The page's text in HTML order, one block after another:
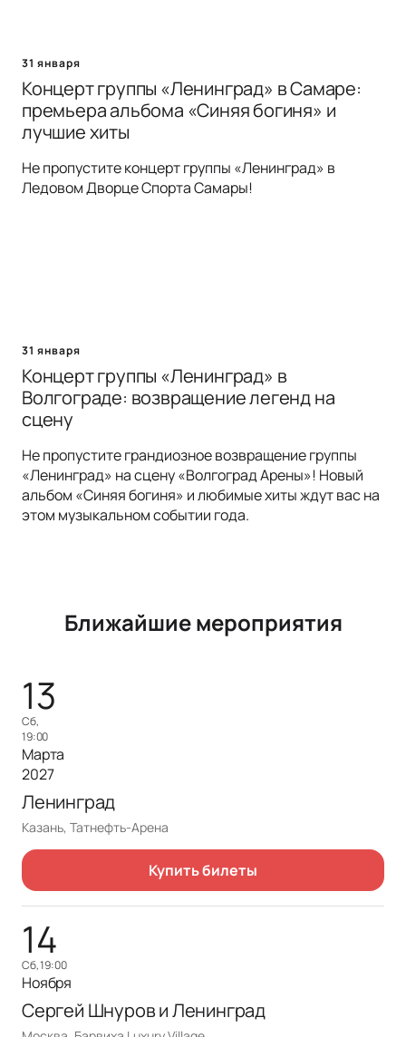
31 января
Концерт группы «Ленинград» в Самаре:
премьера альбома «Синяя богиня» и
лучшие хиты
Не пропустите концерт группы «Ленинград» в
Ледовом Дворце Спорта Самары!
31 января
Концерт группы «Ленинград» в
Волгограде: возвращение легенд на
сцену
Не пропустите грандиозное возвращение группы
«Ленинград» на сцену «Волгоград Арены»! Новый
альбом «Синяя богиня» и любимые хиты ждут вас на
этом музыкальном событии года.
Ближайшие мероприятия
13
сб,
19:00
Марта
2027
Ленинград
Казань, Татнефть-Арена
Купить билеты
14
сб, 19:00
Ноября
Сергей Шнуров и Ленинград